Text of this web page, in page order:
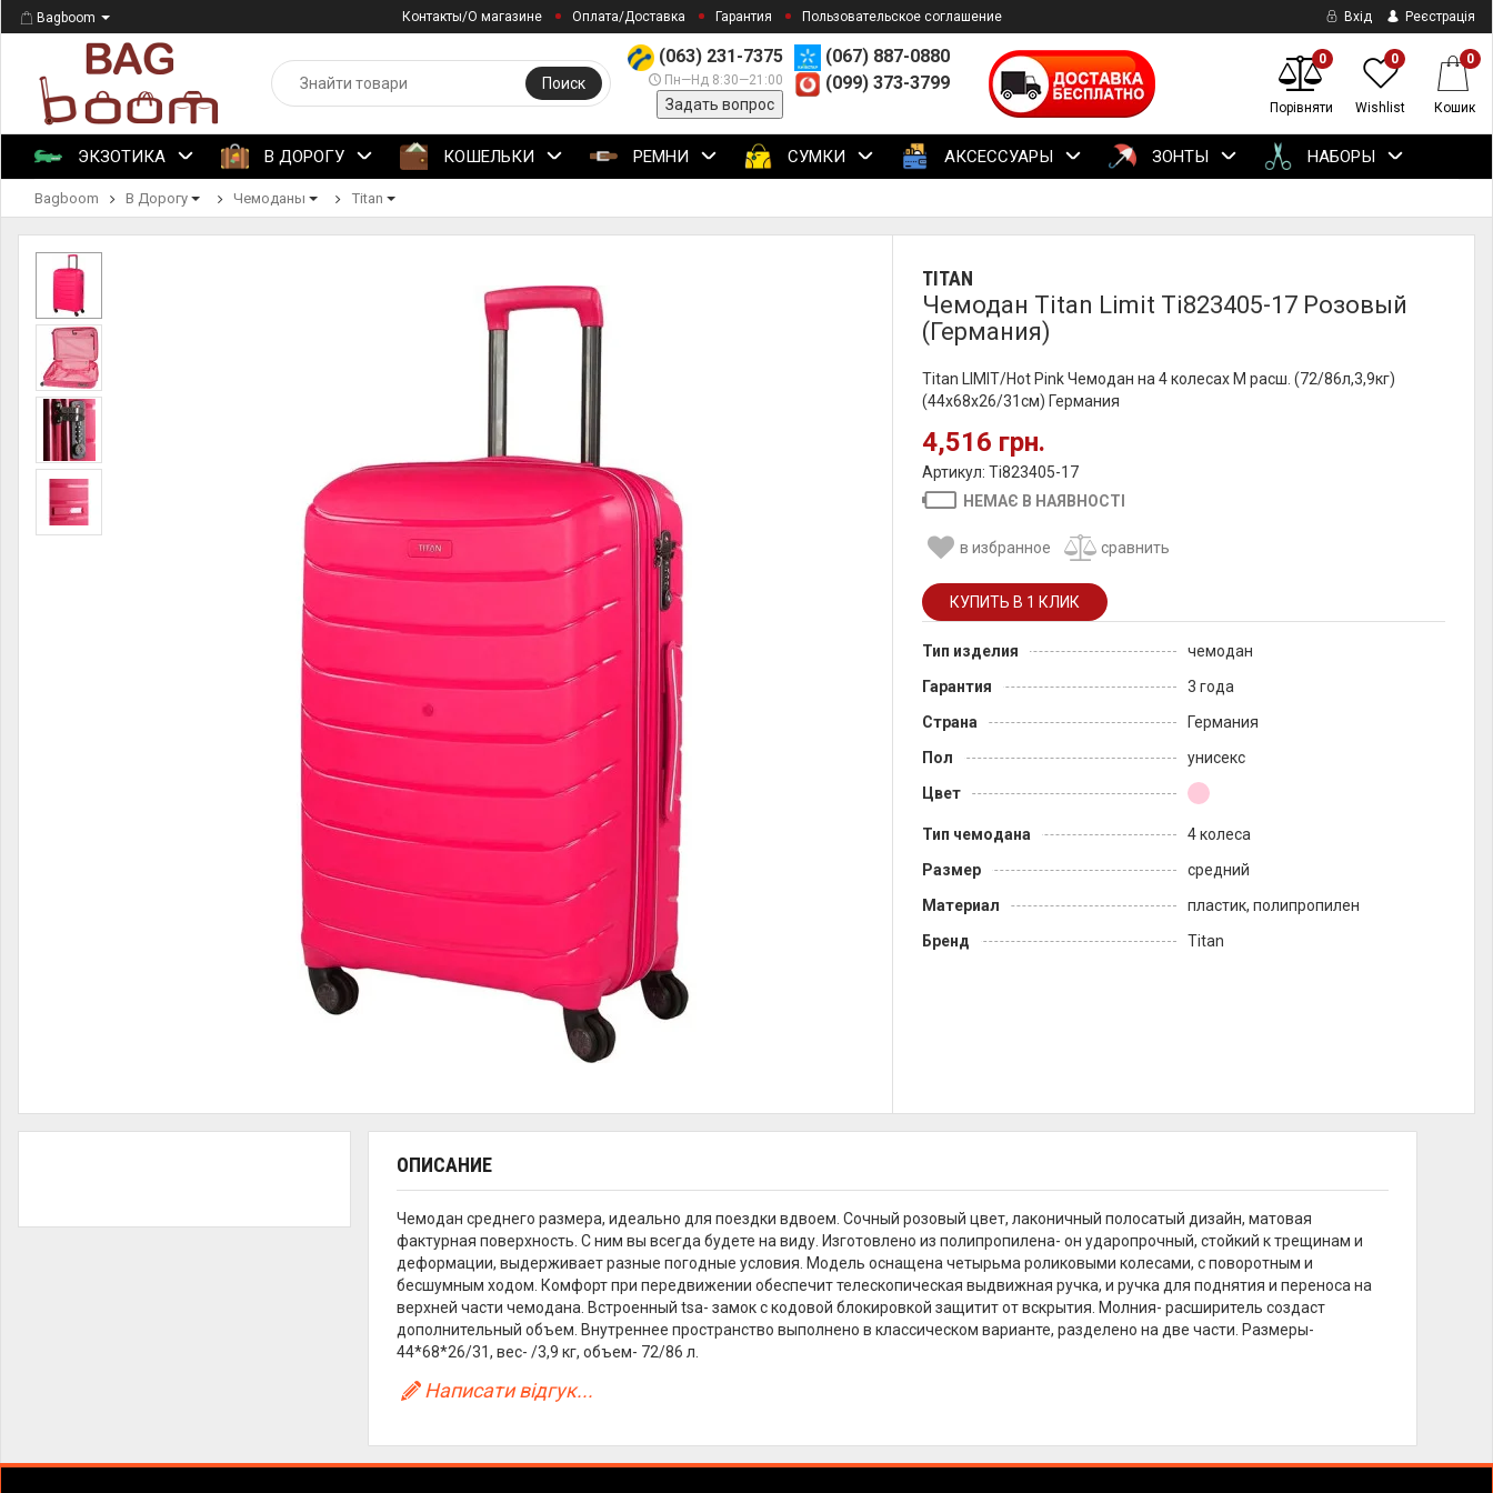
Bagboom Контакты/О магазине Оплата/Доставка Гарантия Пользовательское соглашение Вхід Реєстрація
(063) 231-7375
Пн—Нд 8:30—21:00
Задать вопрос
(067) 887-0880
(099) 373-3799
Поиск
0
Порівняти
0
Wishlist
0
Кошик
ЭКЗОТИКА В ДОРОГУ КОШЕЛЬКИ РЕМНИ СУМКИ АКСЕССУАРЫ ЗОНТЫ НАБОРЫ
Bagboom В Дорогу Чемоданы Titan
TITAN
Чемодан Titan Limit Ti823405-17 Розовый
(Германия)
Titan LIMIT/Hot Pink Чемодан на 4 колесах M расш. (72/86л,3,9кг)
(44x68x26/31см) Германия
4,516 грн.
Артикул: Ti823405-17
НЕМАЄ В НАЯВНОСТІ
в избранное сравнить
Тип изделия
чемодан
Гарантия
3 года
Страна
Германия
Пол
унисекс
Цвет
Тип чемодана
4 колеса
Размер
средний
Материал
пластик, полипропилен
Бренд
Titan
ОПИСАНИЕ
Чемодан среднего размера, идеально для поездки вдвоем. Сочный розовый цвет, лаконичный полосатый дизайн, матовая
фактурная поверхность. С ним вы всегда будете на виду. Изготовлено из полипропилена- он ударопрочный, стойкий к трещинам и
деформации, выдерживает разные погодные условия. Модель оснащена четырьма роликовыми колесами, с поворотным и
бесшумным ходом. Комфорт при передвижении обеспечит телескопическая выдвижная ручка, и ручка для поднятия и переноса на
верхней части чемодана. Встроенный tsa- замок с кодовой блокировкой защитит от вскрытия. Молния- расширитель создаст
дополнительный объем. Внутреннее пространство выполнено в классическом варианте, разделено на две части. Размеры-
44*68*26/31, вес- /3,9 кг, объем- 72/86 л.
Написати відгук...